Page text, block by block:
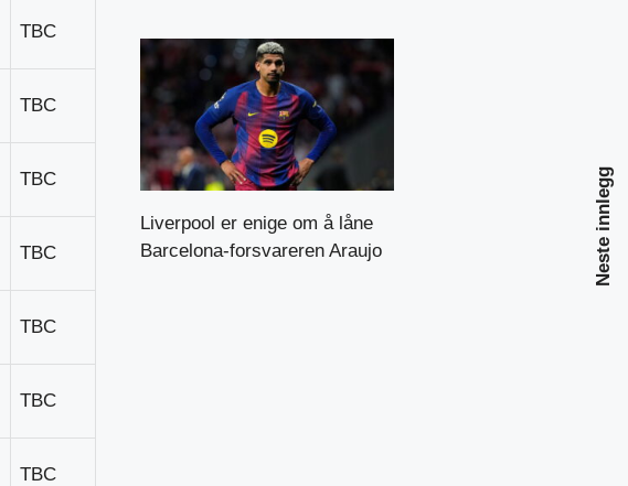
TBC
TBC
TBC
TBC
TBC
TBC
TBC
Neste innlegg
Liverpool er enige om å låne
Barcelona-forsvareren Araujo